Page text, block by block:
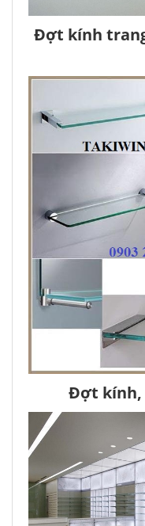
Đợt kính
Đợt kính,